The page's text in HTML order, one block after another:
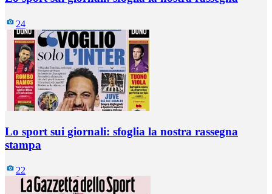
24
Lo sport sui giornali: sfoglia la nostra rassegna
stampa
22